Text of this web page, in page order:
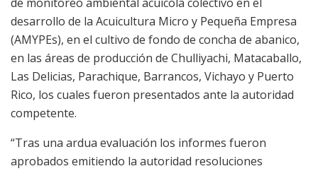
desarrollo de la Acuicultura Micro y Pequeña Empresa
(AMYPEs), en el cultivo de fondo de concha de abanico,
en las áreas de producción de Chulliyachi, Matacaballo,
Las Delicias, Parachique, Barrancos, Vichayo y Puerto
Rico, los cuales fueron presentados ante la autoridad
competente.
“Tras una ardua evaluación los informes fueron
aprobados emitiendo la autoridad resoluciones